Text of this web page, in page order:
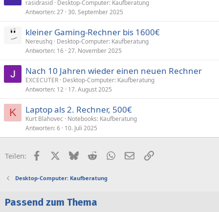
rasidrasid Desktop-Computer: Kaufberatung
Antworten 27 30. September 2025
kleiner Gaming-Rechner bis 1600€
Nereushq Desktop-Computer: Kaufberatung
Antworten 16 27. November 2025
Nach 10 Jahren wieder einen neuen Rechner
EXCECUTER Desktop-Computer: Kaufberatung
Antworten 12 17. August 2025
K Laptop als 2. Rechner, 500€
Kurt Blahovec
Notebooks: Kaufberatung
Antworten 6 10. Juli 2025
Teilen: FacebookX (Twitter)
BlueskyRedditWhatsApp
E-MailLink
Desktop-Computer: Kaufberatung
Passend zum Thema